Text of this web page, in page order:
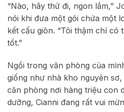
“Nào, hãy thử đi, ngon lắm,”
nói khi đưa một gói chứa một
kết cấu giòn. “Tôi thậm chí có
tốt.”
Ngồi trong văn phòng của
giống như nhà kho nguyên
căn phòng nơi hàng triệu con
dưỡng, Cianni đang rất vui